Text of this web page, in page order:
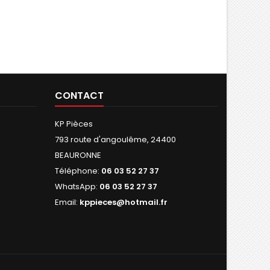
CONTACT
KP Pièces
793 route d'angoulême, 24400
BEAURONNE
Téléphone: 06 03 52 27 37
WhatsApp: 06 03 52 27 37
Email: kppieces@hotmail.fr